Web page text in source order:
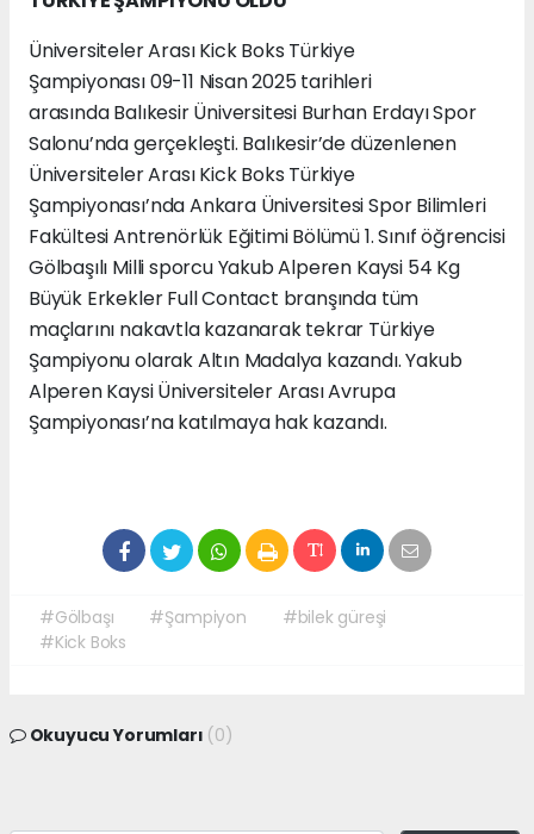
Üniversiteler Arası Kick Boks Türkiye
Şampiyonası 09-11 Nisan 2025 tarihleri
arasında Balıkesir Üniversitesi Burhan Erdayı Spor
Salonu’nda gerçekleşti. Balıkesir’de düzenlenen
Üniversiteler Arası Kick Boks Türkiye
Şampiyonası’nda Ankara Üniversitesi Spor Bilimleri
Fakültesi Antrenörlük Eğitimi Bölümü 1. Sınıf öğrencisi
Gölbaşılı Milli sporcu Yakub Alperen Kaysi 54 Kg
Büyük Erkekler Full Contact branşında tüm
maçlarını nakavtla kazanarak tekrar Türkiye
Şampiyonu olarak Altın Madalya kazandı. Yakub
Alperen Kaysi Üniversiteler Arası Avrupa
Şampiyonası’na katılmaya hak kazandı.
#Gölbaşı #Şampiyon
#bilek güreşi
#Kick Boks
Okuyucu Yorumları (0)